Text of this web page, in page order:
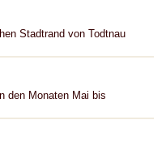
Stadtrand von Todtnau
den Monaten Mai bis